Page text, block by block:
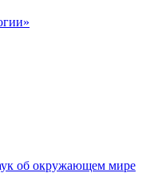
об окружающем мире